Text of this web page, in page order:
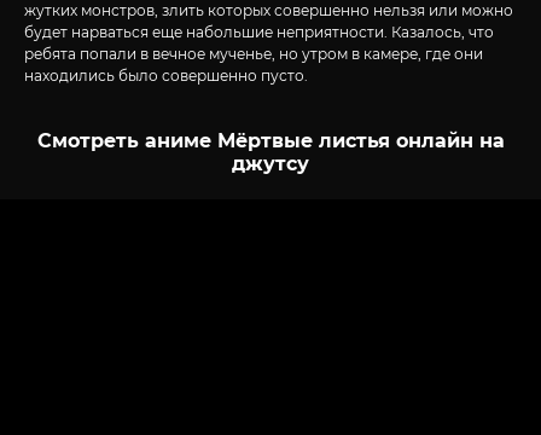
жутких монстров, злить которых совершенно нельзя или можно
будет нарваться еще набольшие неприятности. Казалось, что
ребята попали в вечное мученье, но утром в камере, где они
находились было совершенно пусто.
Смотреть аниме Мёртвые листья онлайн на
джутсу